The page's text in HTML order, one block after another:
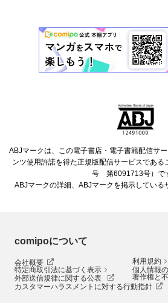
ABJマークは、この電子書店・電子書籍配信サ
ンツ使用許諾を得た正規版配信サービスであ
号 第6091713号）で
ABJマークの詳細、ABJマークを掲示している
comipoについて
会社概要
利用規約
特定商取引法に基づく表示
個人情報
外部送信規律に関する公表
著作権と
カスタマーハラスメントに対する行動指針